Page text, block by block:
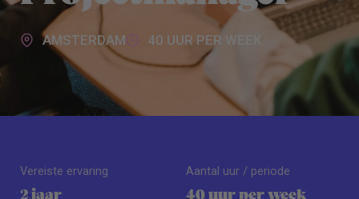
AMSTERDAM 40 UUR PER WEEK
Vereiste ervaring
2 jaar
Aantal uur / periode
40 uur per week